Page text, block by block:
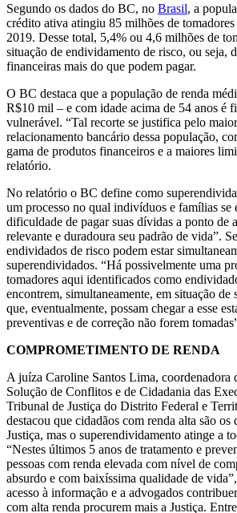
Segundo os dados do BC, no Brasil, a
crédito ativa atingiu 85 milhões de
2019. Desse total, 5,4% ou 4,6 milhões de
situação de endividamento de risco, ou seja,
financeiras mais do que podem pagar.
O BC destaca que a população de renda
R$10 mil – e com idade acima de 54 anos é
vulnerável. “Tal recorte se justifica pelo
relacionamento bancário dessa população,
gama de produtos financeiros e a maiores
relatório.
No relatório o BC define como
um processo no qual indivíduos e famílias se
dificuldade de pagar suas dívidas a ponto de
relevante e duradoura seu padrão de vida”.
endividados de risco podem estar
superendividados. “Há possivelmente uma
tomadores aqui identificados como
encontrem, simultaneamente, em situação de
que, eventualmente, possam chegar a esse
preventivas e de correção não forem
COMPROMETIMENTO DE RENDA
A juíza Caroline Santos Lima, coordenadora
Solução de Conflitos e de Cidadania das
Tribunal de Justiça do Distrito Federal e
destacou que cidadãos com renda alta são os
Justiça, mas o superendividamento atinge a
“Nestes últimos 5 anos de tratamento e
pessoas com renda elevada com nível de
absurdo e com baixíssima qualidade de
acesso à informação e a advogados
com alta renda procurem mais a Justiça.